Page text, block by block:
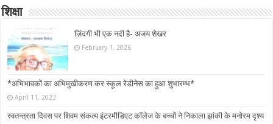
शिक्षा
ज़िंदगी भी एक नदी है- अजय शेखर
February 1, 2026
*अभिभावकों का अभिमुखीकरण कर स्कूल रेडीनेस का हुआ शुभारम्भ*
April 11, 2023
स्वतन्त्रता दिवस पर शिवम संकल्प इंटरमीडिएट कॉलेज के बच्चों ने निकाला झांकी के मनोरम दृश्य